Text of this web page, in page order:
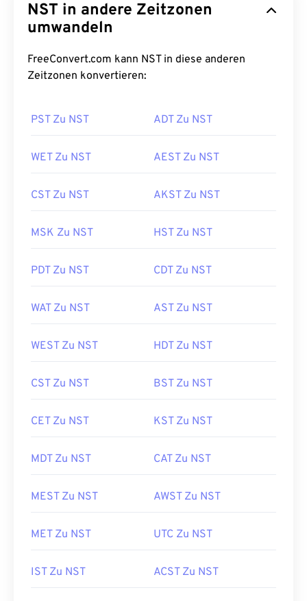
NST in andere Zeitzonen
umwandeln
FreeConvert.com kann NST in diese anderen
Zeitzonen konvertieren:
PST Zu NST ADT Zu NST
WET Zu NST AEST Zu NST
CST Zu NST AKST Zu NST
MSK Zu NST HST Zu NST
PDT Zu NST CDT Zu NST
WAT Zu NST AST Zu NST
WEST Zu NST HDT Zu NST
CST Zu NST BST Zu NST
CET Zu NST KST Zu NST
MDT Zu NST CAT Zu NST
MEST Zu NST AWST Zu NST
MET Zu NST UTC Zu NST
IST Zu NST ACST Zu NST